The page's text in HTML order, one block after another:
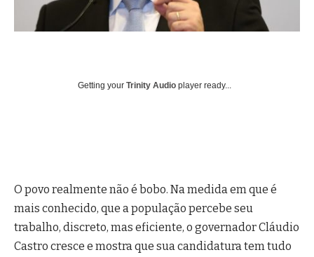
Getting your Trinity Audio player ready...
O povo realmente não é bobo. Na medida em que é
mais conhecido, que a população percebe seu
trabalho, discreto, mas eficiente, o governador Cláudio
Castro cresce e mostra que sua candidatura tem tudo